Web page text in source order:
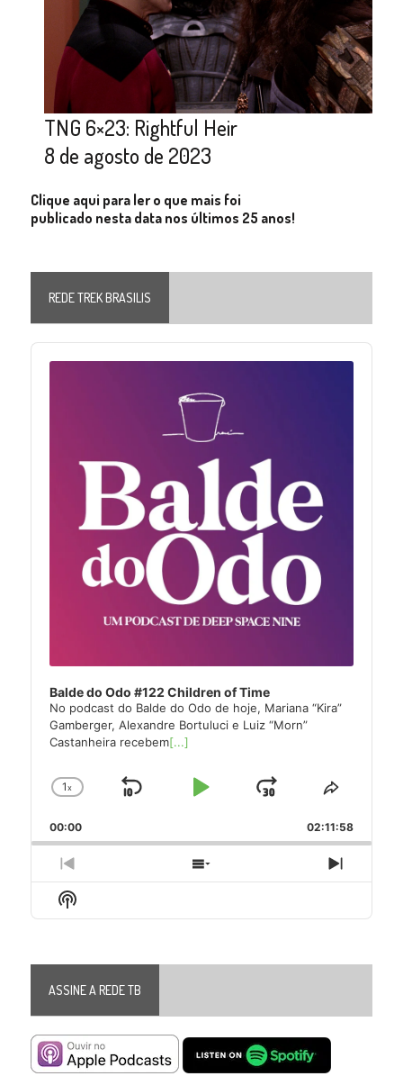
TNG 6×23: Rightful Heir
8 de agosto de 2023
Clique aqui para ler o que mais foi
publicado nesta data nos últimos 25 anos!
REDE TREK BRASILIS
Audio
Player
Balde do Odo #122 Children of Time
No podcast do Balde do Odo de hoje, Mariana “Kira”
Gamberger, Alexandre Bortuluci e Luiz “Morn”
Castanheira recebem[...]
Change
Rate
1x
Skip
Play
Jump
Forward
Share
Episode
00:00 02:11:58
Previous
Episode
Show
Episodes
Next
Episode
Show
Podcast
ASSINE A REDE TB